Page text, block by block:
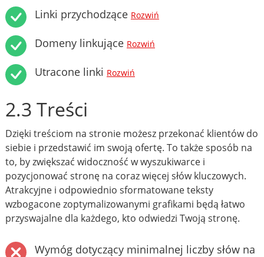
Linki przychodzące Rozwiń
Domeny linkujące Rozwiń
Utracone linki Rozwiń
2.3 Treści
Dzięki treściom na stronie możesz przekonać klientów do
siebie i przedstawić im swoją ofertę. To także sposób na
to, by zwiększać widoczność w wyszukiwarce i
pozycjonować stronę na coraz więcej słów kluczowych.
Atrakcyjne i odpowiednio sformatowane teksty
wzbogacone zoptymalizowanymi grafikami będą łatwo
przyswajalne dla każdego, kto odwiedzi Twoją stronę.
Wymóg dotyczący minimalnej liczby słów na